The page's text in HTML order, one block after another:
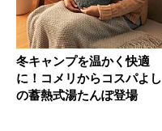
冬キャンプを温かく快適
に！コメリからコスパよし
の蓄熱式湯たんぽ登場